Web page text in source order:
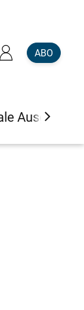
ABO
Ausgaben